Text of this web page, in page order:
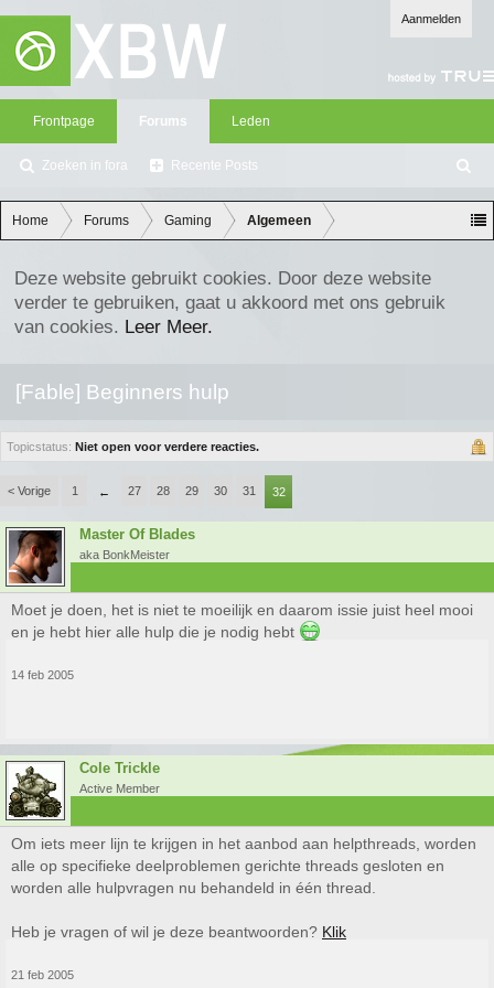
Aanmelden
Frontpage Forums
Zoeken in fora Recente Posts
Leden
oe
ke
n
Home Forums Gaming Algemeen
Deze website gebruikt cookies. Door deze website
verder te gebruiken, gaat u akkoord met ons gebruik
van cookies. Leer Meer.
[Fable] Beginners hulp
Topicstatus: Niet open voor verdere reacties.
< Vorige 1 ← 27 28 29 30 31 32
Master Of Blades
aka BonkMeister
Moet je doen, het is niet te moeilijk en daarom issie juist heel mooi
en je hebt hier alle hulp die je nodig hebt
14 feb 2005
Cole Trickle
Active Member
Om iets meer lijn te krijgen in het aanbod aan helpthreads, worden
alle op specifieke deelproblemen gerichte threads gesloten en
worden alle hulpvragen nu behandeld in één thread.
Heb je vragen of wil je deze beantwoorden? Klik
21 feb 2005